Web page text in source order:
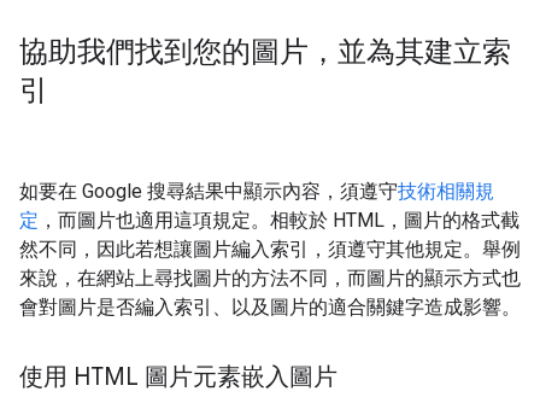
協助我們找到您的圖片，並為其建立索
引
如要在 Google 搜尋結果中顯示內容，須遵守技術相關規
定 ，而圖片也適用這項規定。相較於 HTML，圖片的格式截
然不同，因此若想讓圖片編入索引，須遵守其他規定。舉例
來說，在網站上尋找圖片的方法不同，而圖片的顯示方式也
會對圖片是否編入索引、以及圖片的適合關鍵字造成影響。
使用 HTML 圖片元素嵌入圖片